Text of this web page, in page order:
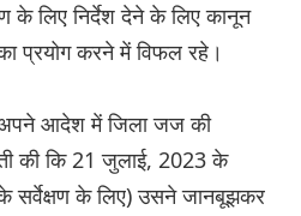
के लिए निर्देश देने के लिए कानून
का प्रयोग करने में विफल रहे।
अपने आदेश में जिला जज की
की कि 21 जुलाई, 2023 के
सर्वेक्षण के लिए) उसने जानबूझकर